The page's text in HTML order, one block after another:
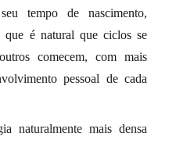
tempo de nascimento,
que é natural que ciclos se
comecem, com mais
pessoal de cada
naturalmente mais densa